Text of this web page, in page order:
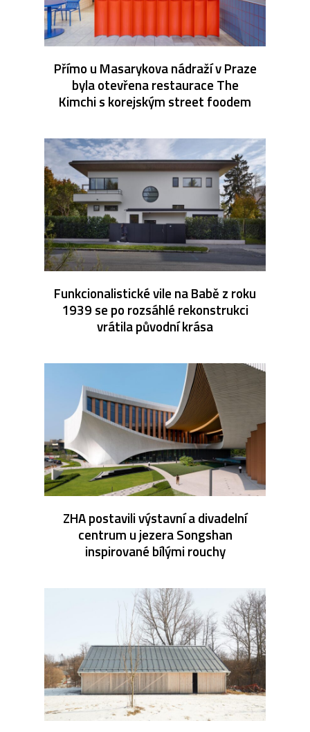
Přímo u Masarykova nádraží v Praze
byla otevřena restaurace The
Kimchi s korejským street foodem
Funkcionalistické vile na Babě z roku
1939 se po rozsáhlé rekonstrukci
vrátila původní krása
ZHA postavili výstavní a divadelní
centrum u jezera Songshan
inspirované bílými rouchy